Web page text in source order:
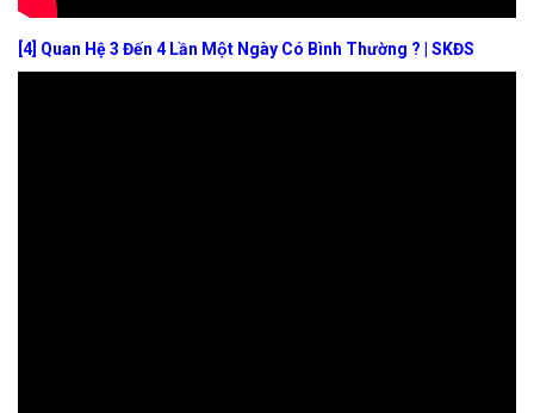
[4] Quan Hệ 3 Đến 4 Lần Một Ngày Có Bình Thường ? | SKĐS